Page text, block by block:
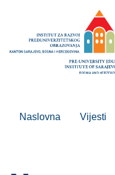
Naslovna Vijesti